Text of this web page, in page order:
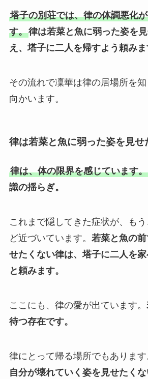
塔子の別荘では、律の体調悪化
す。律は若菜と魚に弱った姿を
え、塔子に二人を帰すよう頼みま
その流れで凜華は律の居場所を
向かいます。
律は若菜と魚に弱った姿を見せ
律は、体の限界を感じています。
識の揺らぎ。
これまで隠してきた症状が、も
ど近づいています。 若菜と魚の
せたくない律は、塔子に二人を
と頼みます。
ここにも、律の愛が出ています。
待つ存在です。
律にとって帰る場所でもあります
自分が壊れていく姿を見せたくな